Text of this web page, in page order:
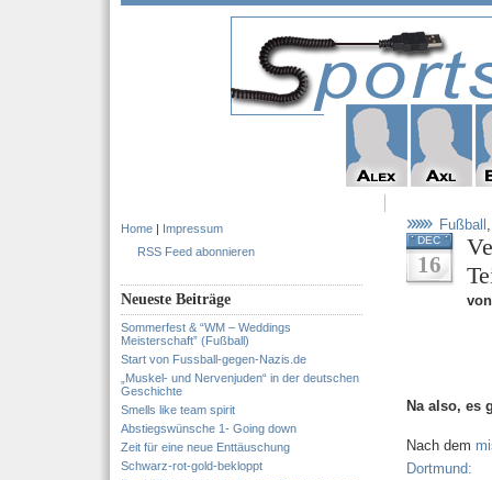
Home | Impressum
RSS Feed abonnieren
Neueste Beiträge
Sommerfest & “WM – Weddings
Meisterschaft” (Fußball)
Start von Fussball-gegen-Nazis.de
„Muskel- und Nervenjuden“ in der deutschen
Geschichte
Smells like team spirit
Abstiegswünsche 1- Going down
Zeit für eine neue Enttäuschung
Schwarz-rot-gold-bekloppt
Fußball
DEC
16
Na also, es
Nach dem
Dortmund: